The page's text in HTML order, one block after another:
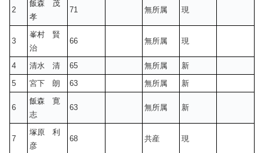
2
飯森 茂
孝
71 無所属 現
3
峯村 賢
治
66 無所属 現
4 清水 清 65 無所属
新
5
宮下 朗 63 無所属 新
6
飯森 寛
志
63 無所属 新
7
塚原 利
彦
68 共産 現